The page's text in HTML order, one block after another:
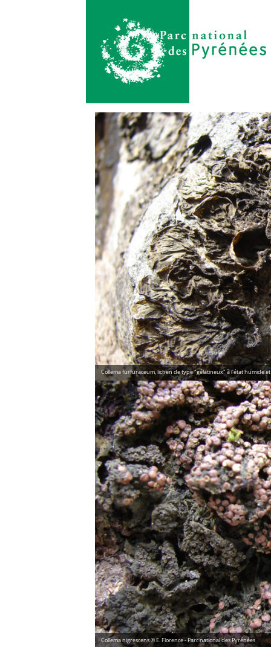
Collema furfuraceum, lichen de type "gélatineux" à l'état humide et
Collema nigrescens © E. Florence - Parc national des Pyrénées